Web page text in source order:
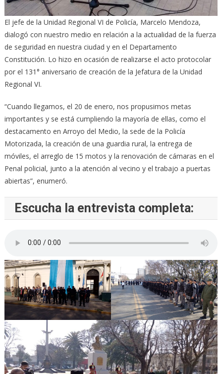
El jefe de la Unidad Regional VI de Policía, Marcelo Mendoza,
dialogó con nuestro medio en relación a la actualidad de la fuerza
de seguridad en nuestra ciudad y en el Departamento
Constitución. Lo hizo en ocasión de realizarse el acto protocolar
por el 131° aniversario de creación de la Jefatura de la Unidad
Regional VI.
“Cuando llegamos, el 20 de enero, nos propusimos metas
importantes y se está cumpliendo la mayoría de ellas, como el
destacamento en Arroyo del Medio, la sede de la Policía
Motorizada, la creación de una guardia rural, la entrega de
móviles, el arreglo de 15 motos y la renovación de cámaras en el
Penal policial, junto a la atención al vecino y el trabajo a puertas
abiertas”, enumeró.
Escucha la entrevista completa: